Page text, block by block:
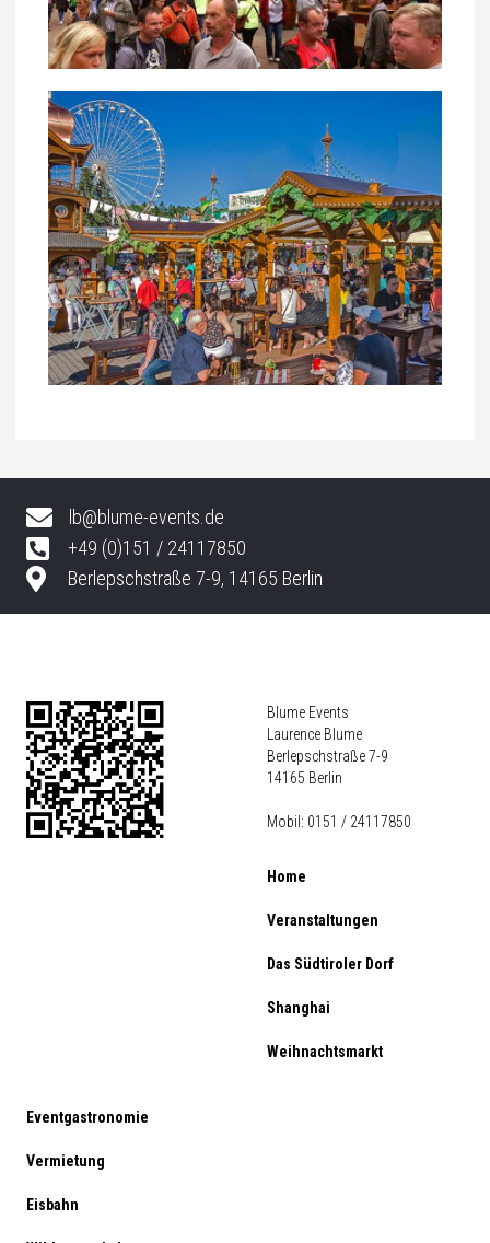
lb@blume-events.de
+49 (0)151 / 24117850
Berlepschstraße 7-9, 14165 Berlin
Blume Events
Laurence Blume
Berlepschstraße 7-9
14165 Berlin
Mobil: 0151 / 24117850
Home
Veranstaltungen
Das Südtiroler Dorf
Shanghai
Weihnachtsmarkt
Eventgastronomie
Vermietung
Eisbahn